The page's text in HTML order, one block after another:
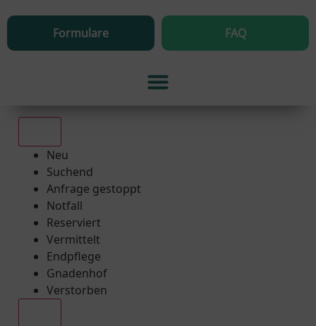
Formulare FAQ
Neu
Suchend
Anfrage gestoppt
Notfall
Reserviert
Vermittelt
Endpflege
Gnadenhof
Verstorben